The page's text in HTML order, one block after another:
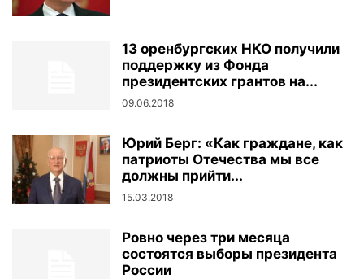
13 оренбургских НКО получили
поддержку из Фонда
президентских грантов на...
09.06.2018
Юрий Берг: «Как граждане, как
патриоты Отечества мы все
должны прийти...
15.03.2018
Ровно через три месяца
состоятся выборы президента
России